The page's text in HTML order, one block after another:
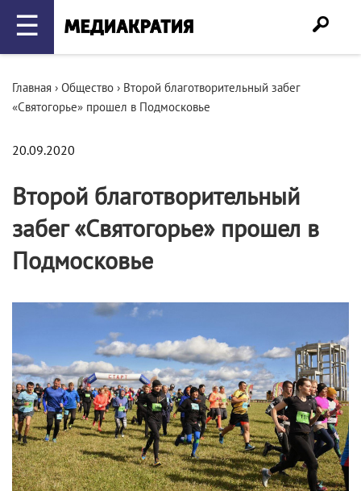
☰
Главная › Общество › Второй благотворительный забег
«Святогорье» прошел в Подмосковье
20.09.2020
Второй благотворительный
забег «Святогорье» прошел в
Подмосковье